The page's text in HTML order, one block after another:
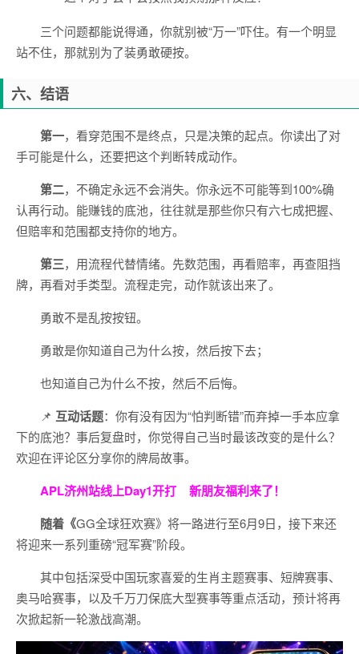
三个问题都能说得通，你就别被“万一”吓住。有一个明显
站不住，那就别为了装勇敢硬按。
六、结语
第一，看穿范围不是终点，只是决策的起点。你读出了对
手可能是什么，还要把这个判断转成动作。
第二，不确定永远不会消失。你永远不可能等到100%确
认再行动。能赚钱的底池，往往就是那些你只有六七成把握、
但赔率和范围都支持你的地方。
第三，用流程代替情绪。先数范围，再看赔率，再查阻挡
牌，再看对手类型。流程走完，动作就该出来了。
勇敢不是乱按按钮。
勇敢是你知道自己为什么按，然后按下去；
也知道自己为什么不按，然后不后悔。
📌 互动话题：你有没有因为“怕判断错”而弃掉一手本应拿
下的底池？事后复盘时，你觉得自己当时最该改变的是什么？
欢迎在评论区分享你的牌局故事。
APL济州站线上Day1开打 新朋友福利来了！
随着《GG全球狂欢赛》将一路进行至6月9日，接下来还
将迎来一系列重磅“冠军赛”阶段。
其中包括深受中国玩家喜爱的生肖主题赛事、短牌赛事、
奥马哈赛事，以及千万刀保底大型赛事等重点活动，预计将再
次掀起新一轮激战高潮。